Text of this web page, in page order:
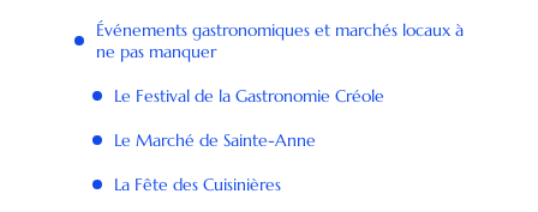
Événements gastronomiques et marchés locaux à
ne pas manquer
Le Festival de la Gastronomie Créole
Le Marché de Sainte-Anne
La Fête des Cuisinières